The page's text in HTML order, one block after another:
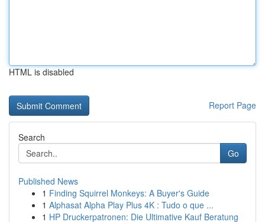
HTML is disabled
Report Page
Search
Go
Published News
1 Finding Squirrel Monkeys: A Buyer's Guide
1 Alphasat Alpha Play Plus 4K : Tudo o que ...
1 HP Druckerpatronen: Die Ultimative Kauf Beratung